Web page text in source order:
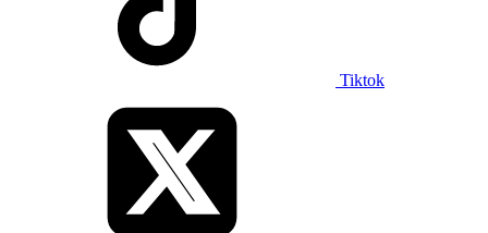
Tiktok